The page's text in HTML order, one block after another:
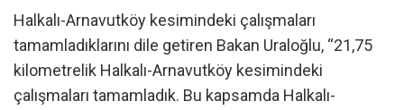
Halkalı-Arnavutköy kesimindeki çalışmaları
tamamladıklarını dile getiren Bakan Uraloğlu, “21,75
kilometrelik Halkalı-Arnavutköy kesimindeki
çalışmaları tamamladık. Bu kapsamda Halkalı-